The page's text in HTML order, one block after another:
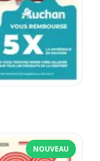
NOUVEAU